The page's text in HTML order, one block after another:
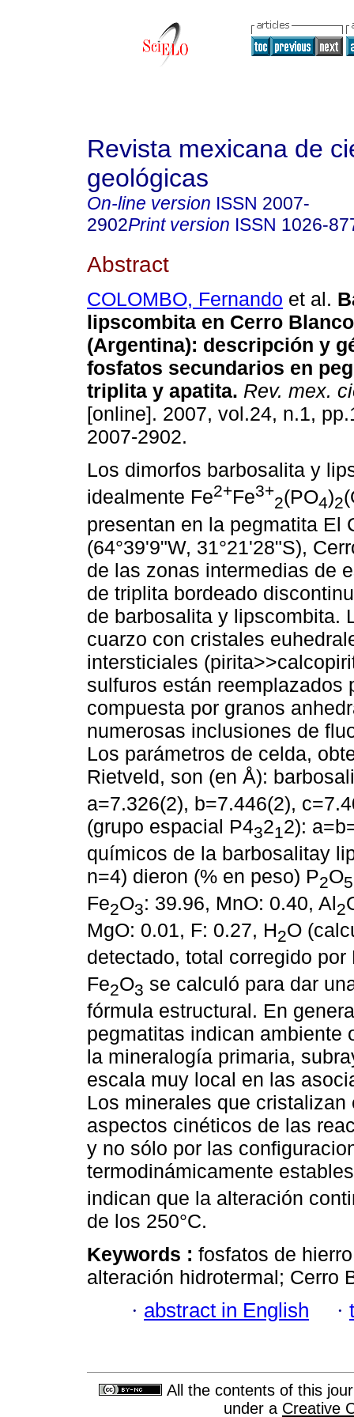
Revista mexicana de
geológicas
On-line version ISSN 2007-
2902Print version ISSN 1026-
Abstract
COLOMBO, Fernando et al.
lipscombita en Cerro
(Argentina): descripción y
fosfatos secundarios en
triplita y apatita. Rev. mex.
[online]. 2007, vol.24, n.1,
2007-2902.
Los dimorfos barbosalita y
idealmente Fe2+Fe3+
2(PO4)2
presentan en la pegmatita El
(64°39'9"W, 31°21'28"S),
de las zonas intermedias de
de triplita bordeado
de barbosalita y lipscombita.
cuarzo con cristales
intersticiales
sulfuros están reemplazados
compuesta por granos
numerosas inclusiones de
Los parámetros de celda,
Rietveld, son (en Å):
a=7.326(2), b=7.446(2),
(grupo espacial P4321 2):
químicos de la barbosalitay
n=4) dieron (% en peso) P2O5
Fe2O3: 39.96, MnO: 0.40, Al2
MgO: 0.01, F: 0.27, H2O
detectado, total corregido
Fe2O3 se calculó para dar
fórmula estructural. En
pegmatitas indican ambiente
la mineralogía primaria,
escala muy local en las
Los minerales que
aspectos cinéticos de las
y no sólo por las
termodinámicamente
indican que la alteración
de los 250°C.
Keywords : fosfatos de
alteración hidrotermal; Cerro
· abstract in English ·
All the contents of this
under a Creative